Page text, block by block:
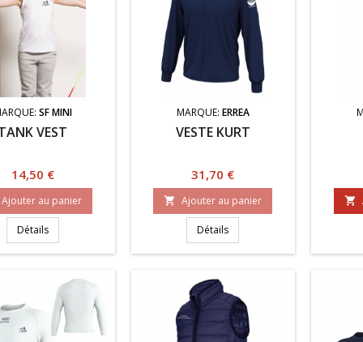
SF MINI
VEST
Prix
14,50 €
Ajouter au panier
Détails
MARQUE: ERREA
VESTE KURT
Prix
31,70 €
 Ajouter au panier
Détails
